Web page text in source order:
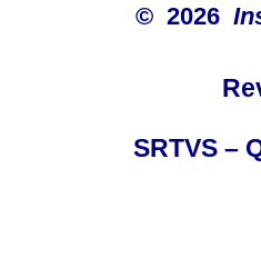
© 2026
SRTVS –